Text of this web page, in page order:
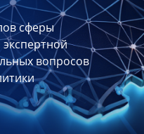
сферы
вопросов